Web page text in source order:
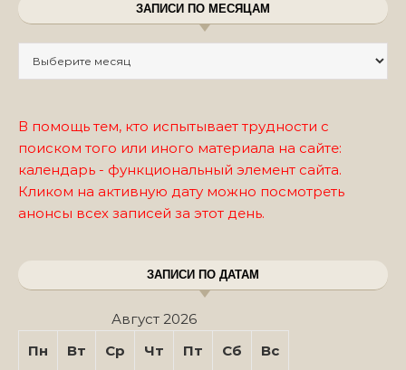
ЗАПИСИ ПО МЕСЯЦАМ
В помощь тем, кто испытывает трудности с
поиском того или иного материала на сайте:
календарь - функциональный элемент сайта.
Кликом на активную дату можно посмотреть
анонсы всех записей за этот день.
ЗАПИСИ ПО ДАТАМ
Август 2026
Пн
Вт Ср Чт Пт Сб Вс